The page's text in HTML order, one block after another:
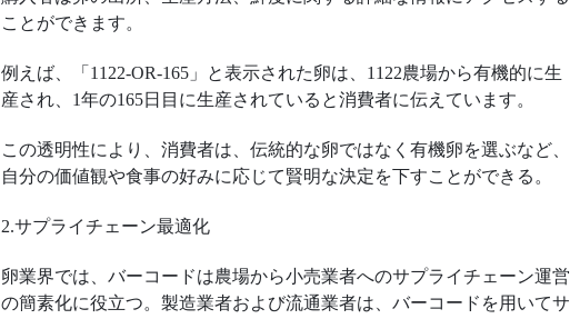
ことができます。
例えば、「1122-OR-165」と表示された卵は、1122農場から有機的に生
産され、1年の165日目に生産されていると消費者に伝えています。
この透明性により、消費者は、伝統的な卵ではなく有機卵を選ぶなど、
自分の価値観や食事の好みに応じて賢明な決定を下すことができる。
2.サプライチェーン最適化
卵業界では、バーコードは農場から小売業者へのサプライチェーン運営
の簡素化に役立つ。製造業者および流通業者は、バーコードを用いてサ